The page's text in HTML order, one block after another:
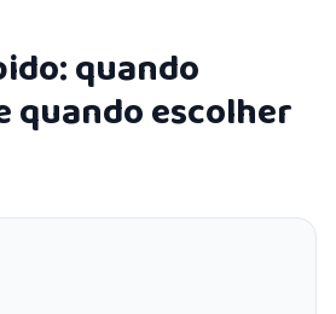
quando
quando escolher